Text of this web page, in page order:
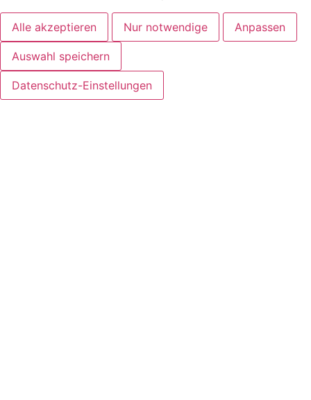
Alle akzeptieren Nur notwendige Anpassen
Auswahl speichern
Datenschutz-Einstellungen